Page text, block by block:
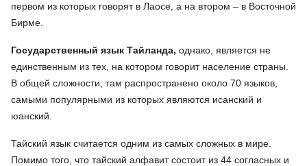
первом из которых говорят в Лаосе, а на втором – в Восточной
Бирме.
Государственный язык Тайланда, однако, является не
единственным из тех, на котором говорит население страны.
В общей сложности, там распространено около 70 языков,
самыми популярными из которых являются исанский и
юанский.
Тайский язык считается одним из самых сложных в мире.
Помимо того, что тайский алфавит состоит из 44 согласных и